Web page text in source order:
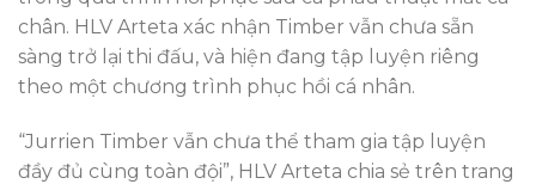
chân. HLV Arteta xác nhận Timber vẫn chưa sẵn
sàng trở lại thi đấu, và hiện đang tập luyện riêng
theo một chương trình phục hồi cá nhân.
“Jurrien Timber vẫn chưa thể tham gia tập luyện
đầy đủ cùng toàn đội”, HLV Arteta chia sẻ trên trang